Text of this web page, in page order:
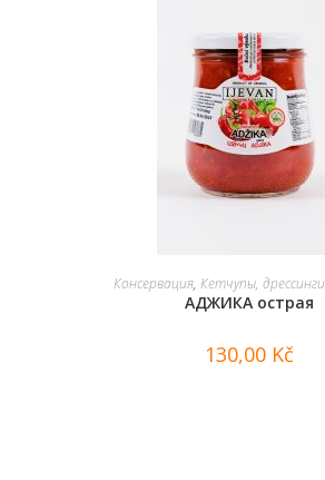
В КОРЗИНУ
Консервация, Кетчупы,
АДЖИКА острая
130,00 Kč